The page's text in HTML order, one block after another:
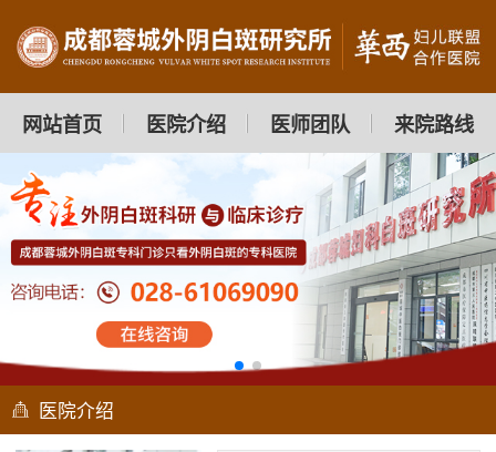
网站首页 医院介绍 医师团队 来院路线
医院介绍